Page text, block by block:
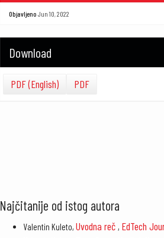
Objavljeno Jun 10, 2022
Download
PDF (English) PDF
Najčitanije od istog autora
Valentin Kuleto, Uvodna reč , EdTech